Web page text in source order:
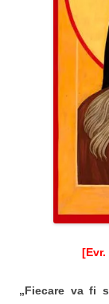
[Evr.
„Fiecare va fi